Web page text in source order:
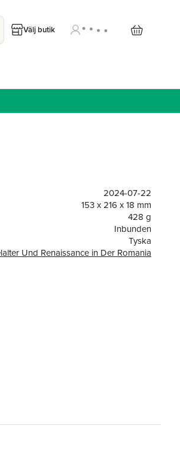
Välj butik
2024-07-22
153 x 216 x 18 mm
428 g
Inbunden
Tyska
Und Renaissance in Der Romania